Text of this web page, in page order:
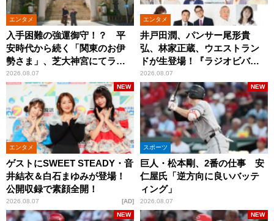
エンタメ
入手困難の強運御守！？ 平
安時代から続く「関東のお伊
勢さま」、芝大神宮にてラン
パンプスが合格祈願！
2026.08.07
エンタメ
井戸田潤、パンサー尾形貴
弘、林家正蔵、ウエストラン
ドが生登場！『ラジオビバリ
ー昼ズ』
2026.08.07
エンタメ
ゲストにSWEET STEADY・音
井結衣＆白石まゆみが登場！
公開収録で素顔全開！
2026.08.07
NEW
AD
スポーツ
巨人・松本剛、2番の仕事 安
仁屋氏「逆方向に良いバッテ
ィング」
2026.08.07
NEW
NEW NEW